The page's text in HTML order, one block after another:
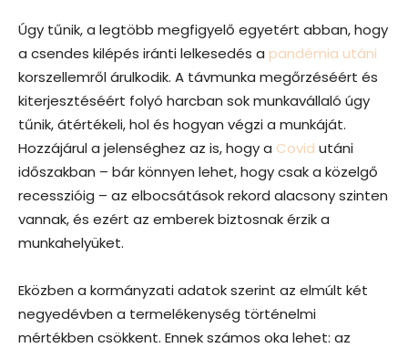
Úgy tűnik, a legtöbb megfigyelő egyetért abban, hogy
a csendes kilépés iránti lelkesedés a pandémia utáni
korszellemről árulkodik. A távmunka megőrzéséért és
kiterjesztéséért folyó harcban sok munkavállaló úgy
tűnik, átértékeli, hol és hogyan végzi a munkáját.
Hozzájárul a jelenséghez az is, hogy a Covid utáni
időszakban – bár könnyen lehet, hogy csak a közelgő
recesszióig – az elbocsátások rekord alacsony szinten
vannak, és ezért az emberek biztosnak érzik a
munkahelyüket.
Eközben a kormányzati adatok szerint az elmúlt két
negyedévben a termelékenység történelmi
mértékben csökkent. Ennek számos oka lehet: az